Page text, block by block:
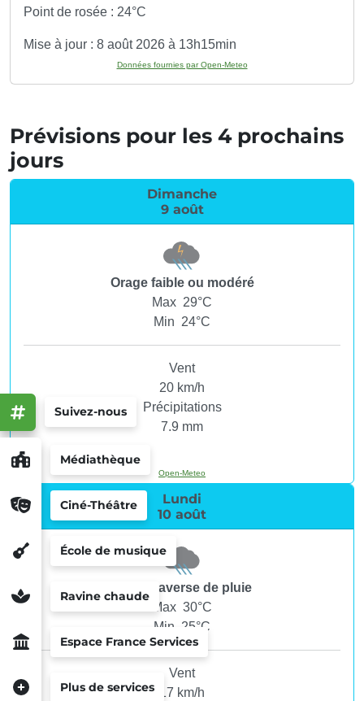
Médiathèque
Ciné-Théâtre
École de musique
Ravine chaude
Espace France Services
Plus de services
Suivez-nous
Point de rosée : 24°C
Mise à jour : 8 août 2026 à 13h15min
Données fournies par Open-Meteo
Prévisions pour les 4 prochains
jours
Dimanche
9 août
Orage faible ou modéré
Max 29°C
Min 24°C
Vent
20 km/h
Précipitations
7.9 mm
Open-Meteo
Lundi
10 août
Légère averse de pluie
Max 30°C
Min 25°C
Vent
17 km/h